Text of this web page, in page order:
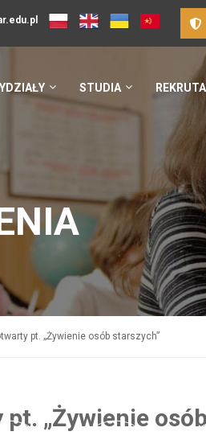
STUDIA
pt. „Żywienie osób starszych”
„Żywienie
0 00